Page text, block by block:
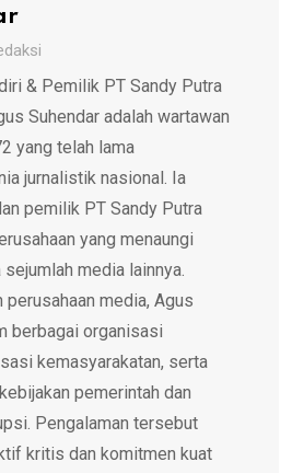
& Pemilik PT Sandy Putra
Suhendar adalah wartawan
yang telah lama
jurnalistik nasional. Ia
pemilik PT Sandy Putra
yang menaungi
media lainnya.
media, Agus
berbagai organisasi
kemasyarakatan, serta
pemerintah dan
Pengalaman tersebut
kritis dan komitmen kuat